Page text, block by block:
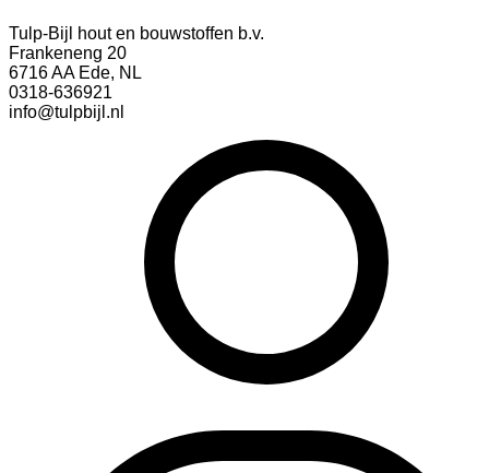
Tulp-Bijl hout en bouwstoffen b.v.
Frankeneng 20
6716 AA Ede, NL
0318-636921
info@tulpbijl.nl